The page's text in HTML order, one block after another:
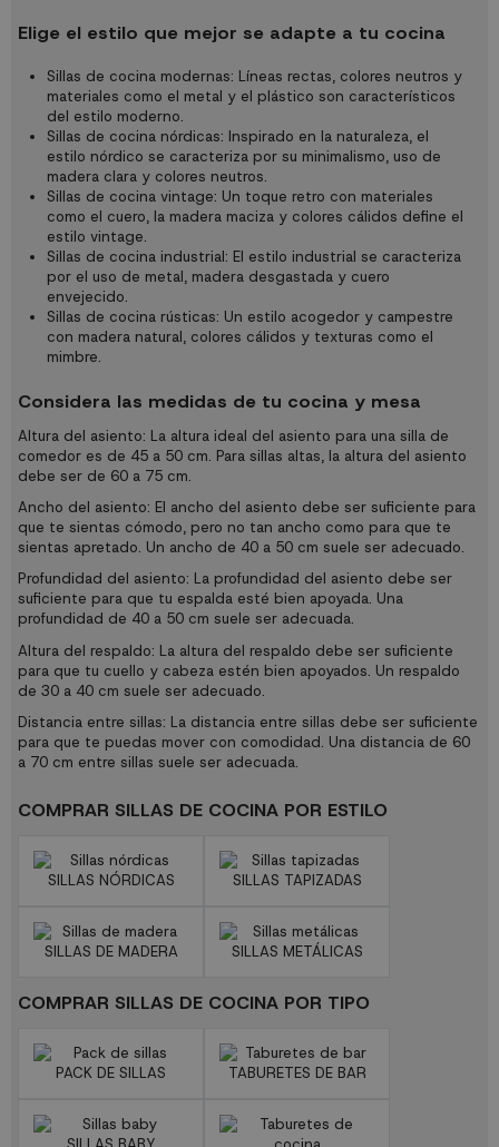
Elige el estilo que mejor se adapte a tu cocina
Sillas de cocina modernas: Líneas rectas, colores neutros y
materiales como el metal y el plástico son característicos
del estilo moderno.
Sillas de cocina nórdicas: Inspirado en la naturaleza, el
estilo nórdico se caracteriza por su minimalismo, uso de
madera clara y colores neutros.
Sillas de cocina vintage: Un toque retro con materiales
como el cuero, la madera maciza y colores cálidos define el
estilo vintage.
Sillas de cocina industrial: El estilo industrial se caracteriza
por el uso de metal, madera desgastada y cuero
envejecido.
Sillas de cocina rústicas: Un estilo acogedor y campestre
con madera natural, colores cálidos y texturas como el
mimbre.
Considera las medidas de tu cocina y mesa
Altura del asiento: La altura ideal del asiento para una silla de
comedor es de 45 a 50 cm. Para sillas altas, la altura del asiento
debe ser de 60 a 75 cm.
Ancho del asiento: El ancho del asiento debe ser suficiente para
que te sientas cómodo, pero no tan ancho como para que te
sientas apretado. Un ancho de 40 a 50 cm suele ser adecuado.
Profundidad del asiento: La profundidad del asiento debe ser
suficiente para que tu espalda esté bien apoyada. Una
profundidad de 40 a 50 cm suele ser adecuada.
Altura del respaldo: La altura del respaldo debe ser suficiente
para que tu cuello y cabeza estén bien apoyados. Un respaldo
de 30 a 40 cm suele ser adecuado.
Distancia entre sillas: La distancia entre sillas debe ser suficiente
para que te puedas mover con comodidad. Una distancia de 60
a 70 cm entre sillas suele ser adecuada.
COMPRAR SILLAS DE COCINA POR ESTILO
SILLAS NÓRDICAS SILLAS TAPIZADAS
SILLAS DE MADERA SILLAS METÁLICAS
COMPRAR SILLAS DE COCINA POR TIPO
PACK DE SILLAS TABURETES DE BAR